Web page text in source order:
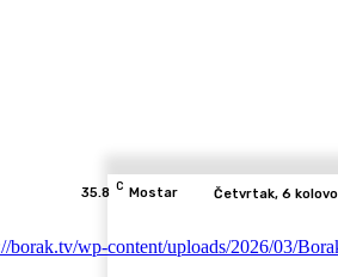
35.8 C Mostar Četvrtak, 6